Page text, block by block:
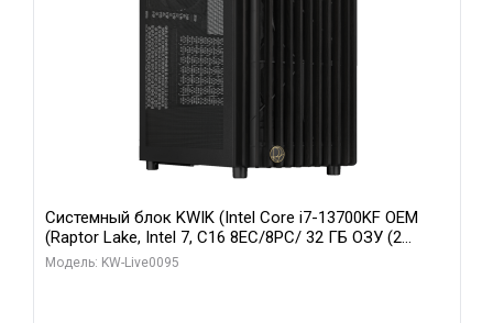
Системный блок KWIK (Intel Core i7-13700KF OEM
(Raptor Lake, Intel 7, C16 8EC/8PC/ 32 ГБ ОЗУ (2
модуля)/ Afox RTX4090 24GB GDDR6X 384-Bit 3xDP
Модель: KW-Live0095